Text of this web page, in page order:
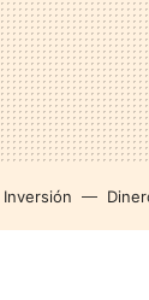
Inversión